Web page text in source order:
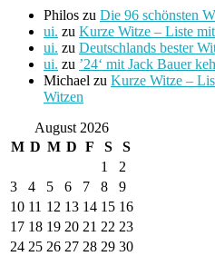
Philos zu Die 96 schönsten
ui. zu Kurze Witze – Liste
ui. zu Deutschlands bester
ui. zu ’24‘ mit Jack Bauer
Michael zu Kurze Witze –
Witzen
August 2026
M D M D F S
S
1
2
3
4 5 6 7 8
9
10 11 12 13 14 15 16
17 18 19 20 21 22 23
24 25 26 27 28 29 30